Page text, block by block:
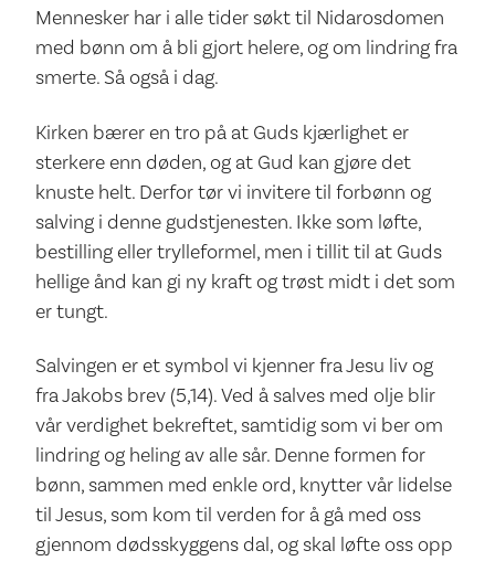
Mennesker har i alle tider søkt til Nidarosdomen
med bønn om å bli gjort helere, og om lindring fra
smerte. Så også i dag.
Kirken bærer en tro på at Guds kjærlighet er
sterkere enn døden, og at Gud kan gjøre det
knuste helt. Derfor tør vi invitere til forbønn og
salving i denne gudstjenesten. Ikke som løfte,
bestilling eller trylleformel, men i tillit til at Guds
hellige ånd kan gi ny kraft og trøst midt i det som
er tungt.
Salvingen er et symbol vi kjenner fra Jesu liv og
fra Jakobs brev (5,14). Ved å salves med olje blir
vår verdighet bekreftet, samtidig som vi ber om
lindring og heling av alle sår. Denne formen for
bønn, sammen med enkle ord, knytter vår lidelse
til Jesus, som kom til verden for å gå med oss
gjennom dødsskyggens dal, og skal løfte oss opp